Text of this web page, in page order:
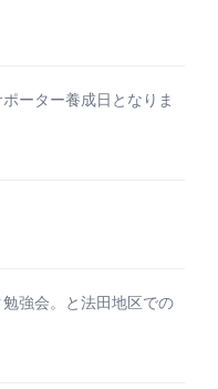
ーター養成日となりま
強会。と法田地区での